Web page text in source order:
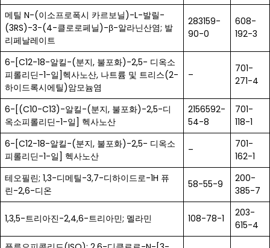
메틸 N-(이소프로폭시 카르보닐)-L-발릴-
(3RS)-3-(4-클로로페닐)-β-알라닌산염; 발
리페날레이트
283159-
90-0
608-
192-3
6-[C12-18-알킬-(분지, 불포화)-2,5- 디옥소
피롤리딘-1-일]헥사노산, 나트륨 및 트리스(2-
하이드록시에틸)암모늄염
–
701-
271-4
6-[(C10-C13)-알킬-(분지, 불포화)-2,5-디
옥소피롤리딘-1-일] 헥사노산
2156592-
54-8
701-
118-1
6-[C12-18-알킬-(분지, 불포화)-2,5- 디옥소
피롤리딘-1-일] 헥사노산
–
701-
162-1
테오필린; 1,3-디메틸-3,7-디하이드로-1H 퓨
린-2,6-디온
58-55-9
200-
385-7
1,3,5-트리아진-2,4,6-트리아민; 멜라민 108-78-1
203-
615-4